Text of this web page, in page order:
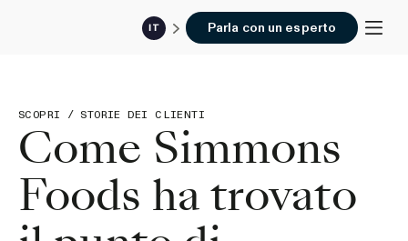
IT Parla con un esperto
SCOPRI / STORIE DEI CLIENTI
Come Simmons
Foods ha trovato